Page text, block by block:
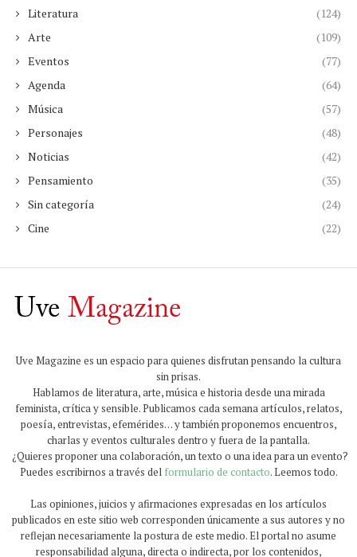
Literatura
(124)
Arte
(109)
Eventos
(77)
Agenda
(64)
Música
(57)
Personajes
(48)
Noticias
(42)
Pensamiento
(35)
Sin categoría
(24)
Cine
(22)
Uve Magazine es un espacio para quienes disfrutan pensando la cultura
sin prisas.
Hablamos de literatura, arte, música e historia desde una mirada
feminista, crítica y sensible. Publicamos cada semana artículos, relatos,
poesía, entrevistas, efemérides… y también proponemos encuentros,
charlas y eventos culturales dentro y fuera de la pantalla.
¿Quieres proponer una colaboración, un texto o una idea para un evento?
Puedes escribirnos a través del formulario de contacto. Leemos todo.
Las opiniones, juicios y afirmaciones expresadas en los artículos
publicados en este sitio web corresponden únicamente a sus autores y no
reflejan necesariamente la postura de este medio. El portal no asume
responsabilidad alguna, directa o indirecta, por los contenidos,